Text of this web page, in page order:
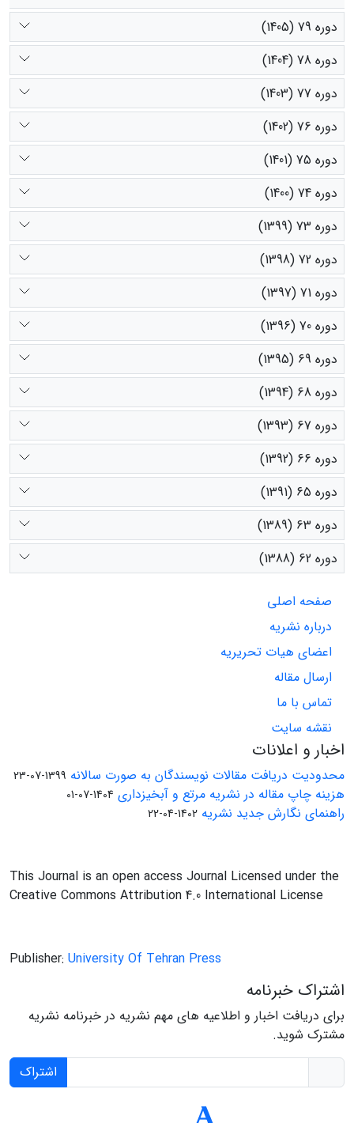
دوره 79 (1405)
دوره 78 (1404)
دوره 77 (1403)
دوره 76 (1402)
دوره 75 (1401)
دوره 74 (1400)
دوره 73 (1399)
دوره 72 (1398)
دوره 71 (1397)
دوره 70 (1396)
دوره 69 (1395)
دوره 68 (1394)
دوره 67 (1393)
دوره 66 (1392)
دوره 65 (1391)
دوره 63 (1389)
دوره 62 (1388)
صفحه اصلی
درباره نشریه
اعضای هیات تحریریه
ارسال مقاله
تماس با ما
نقشه سایت
اخبار و اعلانات
محدودیت دریافت مقالات نویسندگان به صورت سالانه 1399-07-23
هزینه چاپ مقاله در نشریه مرتع و آبخیزداری 1404-07-01
راهنمای نگارش جدید نشریه 1402-04-22
This Journal is an open access Journal Licensed under the
Creative Commons Attribution 4.0 International License
Publisher: University Of Tehran Press
اشتراک خبرنامه
برای دریافت اخبار و اطلاعیه های مهم نشریه در خبرنامه نشریه
مشترک شوید.
اشتراک